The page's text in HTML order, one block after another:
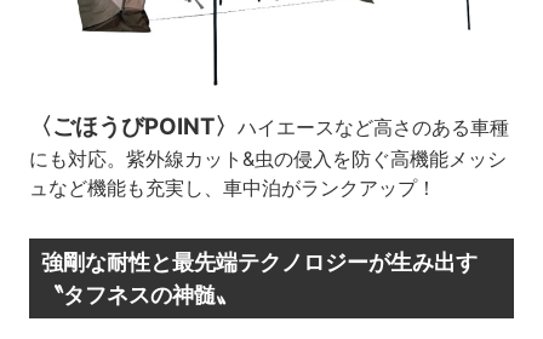
〈ごほうびPOINT〉 ハイエースなど高さのある車種
にも対応。紫外線カット&虫の侵入を防ぐ高機能メッシ
ュなど機能も充実し、車中泊がランクアップ！
強剛な耐性と最先端テクノロジーが生み出す
〝タフネスの神髄〟